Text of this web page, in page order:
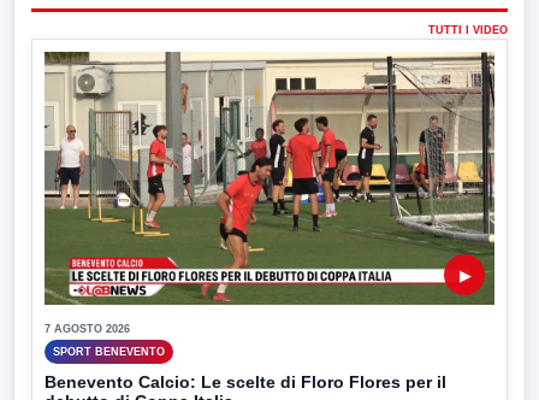
TUTTI I VIDEO
▶
7 AGOSTO 2026
SPORT BENEVENTO
Benevento Calcio: Le scelte di Floro Flores per il